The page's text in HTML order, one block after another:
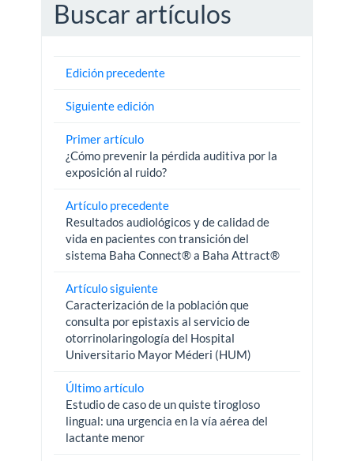
Buscar artículos
Edición precedente
Siguiente edición
Primer artículo
¿Cómo prevenir la pérdida auditiva por la
exposición al ruido?
Artículo precedente
Resultados audiológicos y de calidad de
vida en pacientes con transición del
sistema Baha Connect® a Baha Attract®
Artículo siguiente
Caracterización de la población que
consulta por epistaxis al servicio de
otorrinolaringología del Hospital
Universitario Mayor Méderi (HUM)
Último artículo
Estudio de caso de un quiste tirogloso
lingual: una urgencia en la vía aérea del
lactante menor